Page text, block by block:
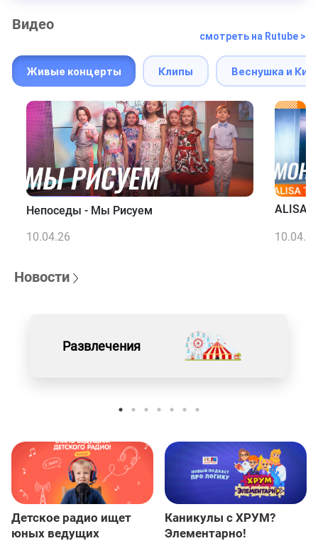
Видео
смотреть на Rutube >
Живые концерты Клипы Веснушка и
Непоседы - Мы Рисуем
10.04.26
ALISA
10.04.26
Новости
Развлечения
Детское радио ищет
юных ведущих
Каникулы с ХРУМ?
Элементарно!